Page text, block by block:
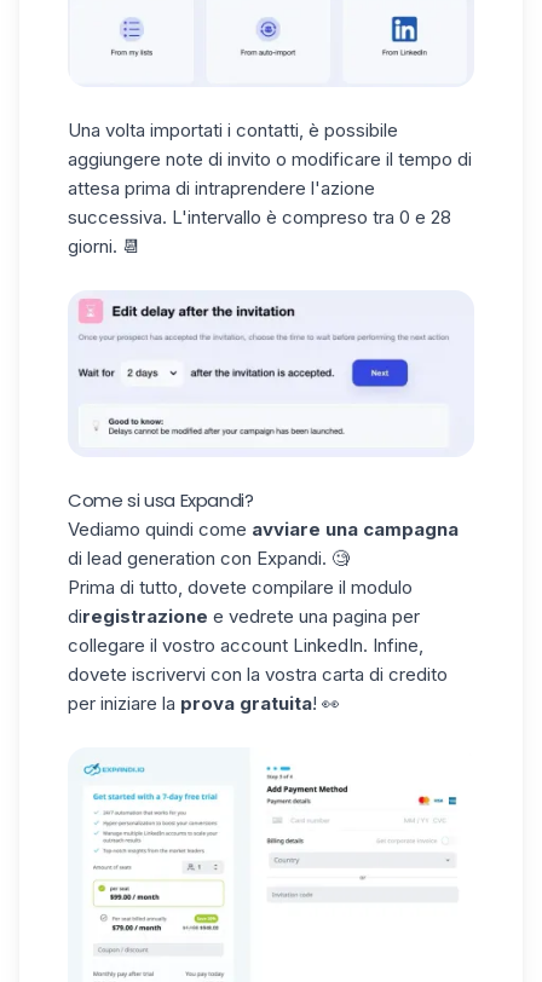
Una volta importati i contatti, è possibile
aggiungere note di invito o modificare il tempo di
attesa prima di intraprendere l'azione
successiva. L'intervallo è compreso tra 0 e 28
giorni. 📆
Come si usa Expandi?
Vediamo quindi come avviare una campagna
di lead generation con Expandi. 🧐
Prima di tutto, dovete compilare il modulo
diregistrazione e vedrete una pagina per
collegare il vostro account LinkedIn. Infine,
dovete iscrivervi con la vostra carta di credito
per iniziare la prova gratuita! 👀